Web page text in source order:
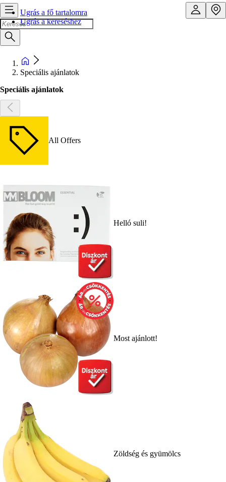
Ugrás a fő tartalomra
Ugrás a kereséshez
Speciális ajánlatok
Speciális ajánlatok
All Offers
Helló suli!
Most ajánlott!
Zöldség és gyümölcs